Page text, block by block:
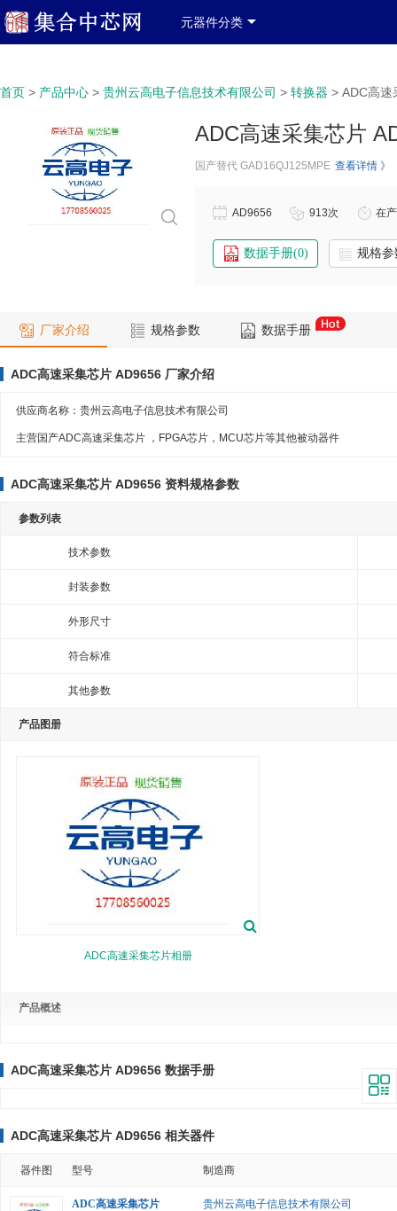
元器件分类
产品分类 产品列表 中文简体 登录 免费注册
首页 > 产品中心 > 贵州云高电子信息技术有限公司 > 转换器 > ADC高速
ADC高速采集芯片
国产替代 GAD16QJ125MPE 查看详情 》
AD9656 913次 在产
数据手册(0) 规格参
厂家介绍 规格参数 数据手册
ADC高速采集芯片 AD9656 厂家介绍
供应商名称： 贵州云高电子信息技术有限公司
主营国产ADC高速采集芯片 ，FPGA芯片，MCU芯片等其他被动器件
ADC高速采集芯片 AD9656 资料规格参数
参数列表
技术参数
封装参数
外形尺寸
符合标准
其他参数
产品图册
ADC高速采集芯片相册
产品概述
ADC高速采集芯片 AD9656 数据手册
ADC高速采集芯片 AD9656 相关器件
器件图 型号 制造商
ADC高速采集芯片
贵州云高电子信息技术有限公司